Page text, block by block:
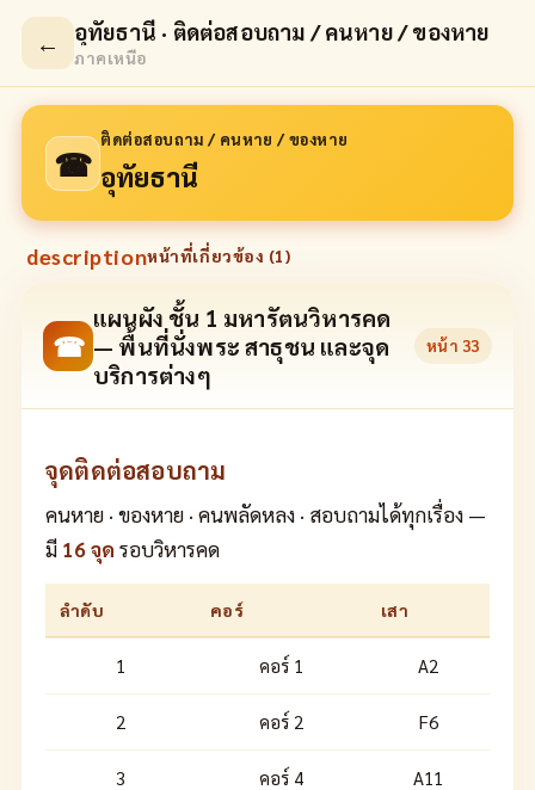
← อุทัยธานี · ติดต่อสอบถาม / คนหาย / ของหาย
ภาคเหนือ
☎
ติดต่อสอบถาม / คนหาย / ของหาย
อุทัยธานี
descriptionหน้าที่เกี่ยวข้อง (1)
☎
แผนผัง ชั้น 1 มหารัตนวิหารคด
— พื้นที่นั่งพระ สาธุชน และจุด
บริการต่างๆ
หน้า 33
จุดติดต่อสอบถาม
คนหาย · ของหาย · คนพลัดหลง · สอบถามได้ทุกเรื่อง —
มี 16 จุด รอบวิหารคด
ลำดับ คอร์ เสา
1 คอร์ 1 A2
2 คอร์ 2 F6
3 คอร์ 4 A11